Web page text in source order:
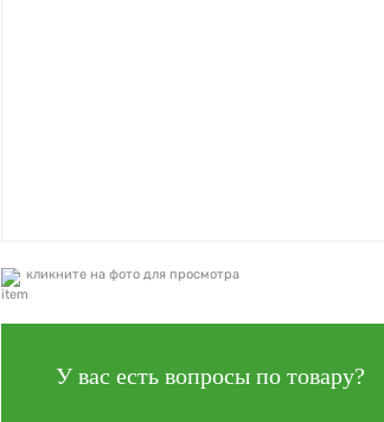
кликните на фото для просмотра
У вас есть вопросы по товару?